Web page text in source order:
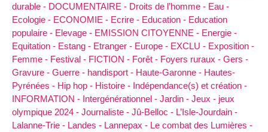
durable - DOCUMENTAIRE - Droits de l’homme - Eau -
Ecologie - ECONOMIE - Ecrire - Education - Education
populaire - Elevage - EMISSION CITOYENNE - Energie -
Equitation - Estang - Etranger - Europe - EXCLU - Exposition -
Femme - Festival - FICTION - Forêt - Foyers ruraux - Gers -
Gravure - Guerre - handisport - Haute-Garonne - Hautes-
Pyrénées - Hip hop - Histoire - Indépendance(s) et création -
INFORMATION - Intergénérationnel - Jardin - Jeux - jeux
olympique 2024 - Journaliste - Jû-Belloc - L’Isle-Jourdain -
Lalanne-Trie - Landes - Lannepax - Le combat des Lumières -